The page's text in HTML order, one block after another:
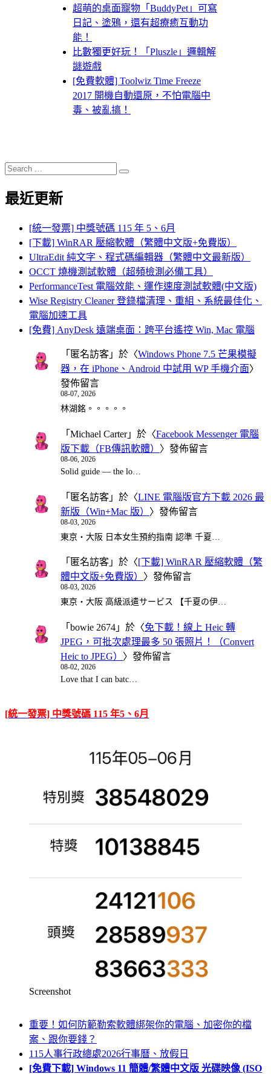
超萌的桌面寵物「BuddyPet」可寫
日記、塗鴉，還有超療癒互動功
能！
比數獨更好玩！「Pluszle」邏輯解
謎遊戲
[免費軟體] Toolwiz Time Freeze
2017 開機自動還原，不怕電腦中
毒、被亂搞！
Search
for:
Search
最近更新
[統一發票] 中獎號碼 115 年 5、6月
[下載] WinRAR 壓縮軟體（繁體中文版+免費版）
UltraEdit 純文字、程式碼編輯器（繁體中文最新版）
OCCT 燒機測試軟體（超頻檢測必備工具）
PerformanceTest 電腦效能、運作速度測試軟體(中文版)
Wise Registry Cleaner 登錄檔清理、重組、系統最佳化、
電腦加速工具
[免費] AnyDesk 遠端桌面：跨平台遙控 Win, Mac 電腦
「 匿名訪客 」於〈Windows Phone 7.5 芒果模擬
器，在 iPhone、Android 中試用 WP 手機介面〉
發佈留言
08-07, 2026
林湖銘。。。。。
「 Michael Carter」於〈Facebook Messenger 電腦
版下載（FB傳訊軟體） 〉發佈留言
08-06, 2026
Solid guide — the lo…
「 匿名訪客 」於〈LINE 電腦版官方下載 2026 最
新版（Win+Mac 版） 〉發佈留言
08-03, 2026
東京・大阪 日本女生預約指南 認準 千夏…
「 匿名訪客 」於〈[下載] WinRAR 壓縮軟體（繁
體中文版+免費版） 〉發佈留言
08-03, 2026
東京・大阪 高級派遣サービス 【千夏の伊…
「 bowie 2674 」於〈免下載！線上 Heic 轉
JPEG，可批次處理最多 50 張照片！（Convert
Heic to JPEG） 〉發佈留言
08-02, 2026
Love that I can batc…
[統一發票] 中獎號碼 115 年5、6月
Screenshot
重要！如何防範勒索軟體綁架你的電腦、加密你的檔
案、跟你要錢？
115人事行政總處2026行事曆、放假日
[免費下載] Windows 11 簡體/繁體中文版 光碟映像 (ISO